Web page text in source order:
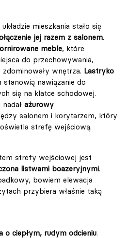
mieszkania stało się
jej razem z salonem.
meble, które
do przechowywania,
zdominowały wnętrza. Lastryko
nawiązanie do
się na klatce schodowej.
ażurowy
salonem i korytarzem, który
strefę wejściową.
strefy wejściowej jest
listwami boazeryjnymi.
bowiem elewacja
przybiera właśnie taką
o ciepłym, rudym odcieniu.